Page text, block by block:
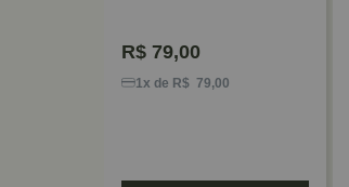
R$ 79,00
1x de R$ 79,00